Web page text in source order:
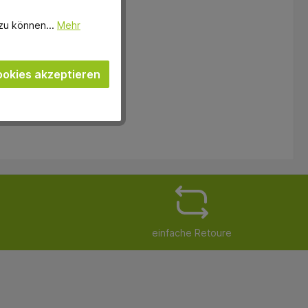
einfache Retoure
können... Mehr
akzeptieren